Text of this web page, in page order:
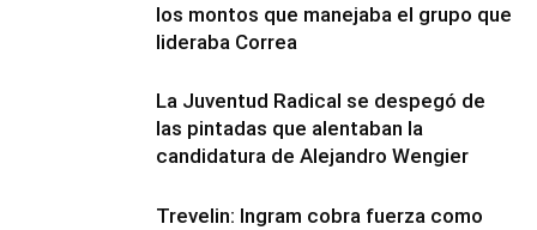
los montos que manejaba el grupo que
lideraba Correa
La Juventud Radical se despegó de
las pintadas que alentaban la
candidatura de Alejandro Wengier
Trevelin: Ingram cobra fuerza como